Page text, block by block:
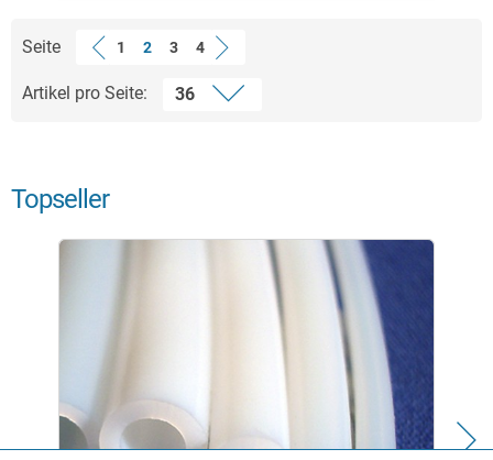
Seite 1 2 3 4
Artikel pro Seite:
Topseller